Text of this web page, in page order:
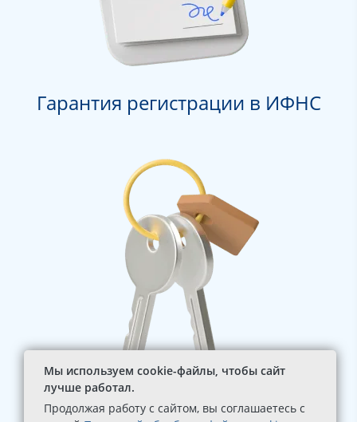
Гарантия регистрации в ИФНС
Комплект документов от
Мы используем cookie-файлы, чтобы сайт
лучше работал.
Продолжая работу с сайтом, вы соглашаетесь с